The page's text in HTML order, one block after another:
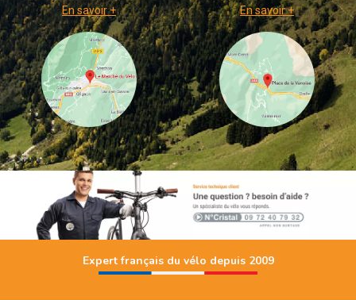
En savoir + En savoir +
Expert français du vélo depuis 2009